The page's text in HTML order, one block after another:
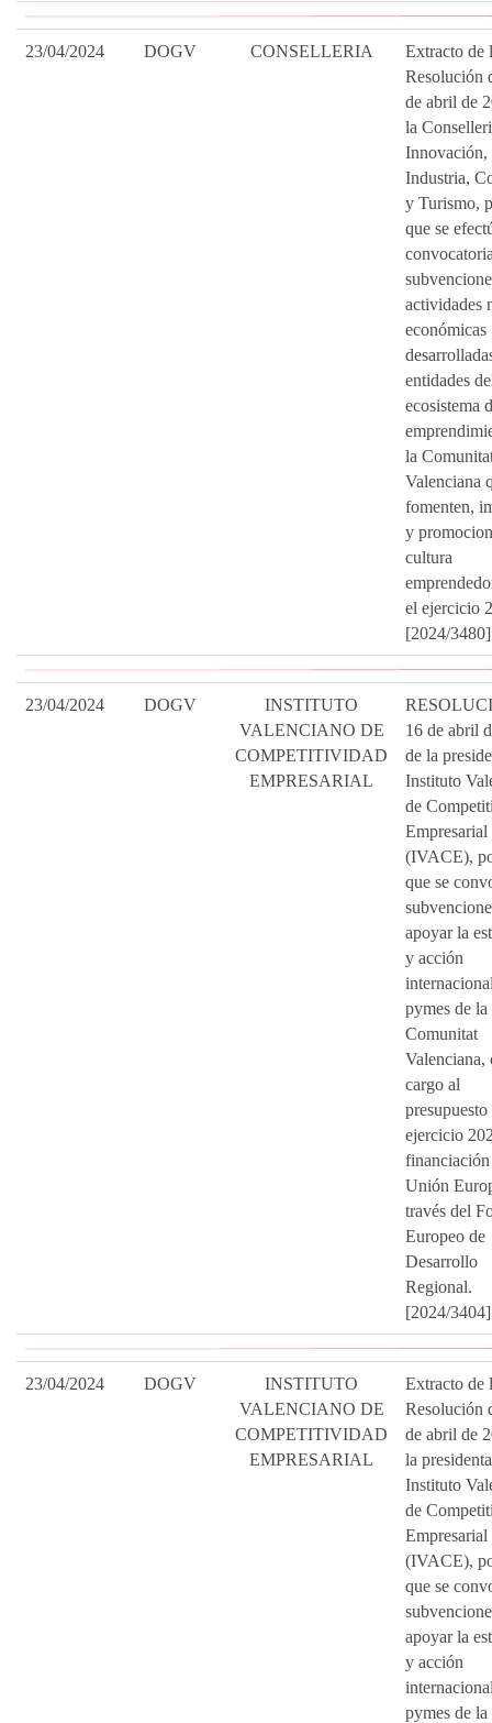
23/04/2024 DOGV CONSELLERIA
Extracto de
Resolución
de abril de
la
Innovación,
Industria,
y Turismo,
que se
actividades
económicas
entidades
ecosistema
la
Valenciana
fomenten,
y
cultura
el ejercicio
[2024/3480]
23/04/2024 DOGV
INSTITUTO
VALENCIANO DE
COMPETITIVIDAD
EMPRESARIAL
16 de abril
de la
Instituto
de
Empresarial
(IVACE),
que se
apoyar la
y acción
pymes de la
Comunitat
Valenciana,
cargo al
presupuesto
ejercicio
Unión
través del
Europeo de
Desarrollo
Regional.
[2024/3404]
23/04/2024 DOGV
INSTITUTO
VALENCIANO DE
COMPETITIVIDAD
EMPRESARIAL
Extracto de
Resolución
de abril de
la
Instituto
de
Empresarial
(IVACE),
que se
apoyar la
y acción
pymes de la